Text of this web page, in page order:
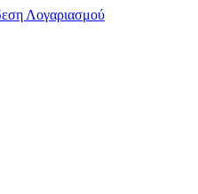
Λογαριασμού